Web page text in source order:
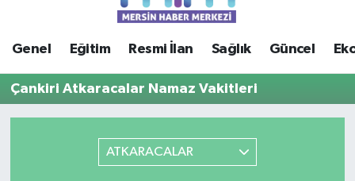
Genel Eğitim Resmi İlan Sağlık Güncel
Çankiri Atkaracalar Namaz Vakitleri
ATKARACALAR
Genel
Süper Lig Puan Durumu ve Fikstür
Son Dakika Haberleri
Haber Arşivi